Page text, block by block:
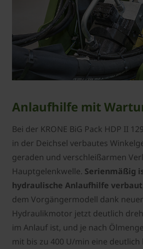
Anlaufhilfe mit
Bei der KRONE BiG Pack HDP II
in der Deichsel verbautes
geraden und verschleißarmen
Hauptgelenkwelle. Serienmäßig
hydraulische Anlaufhilfe verbaut
dem Vorgängermodell dank
Hydraulikmotor jetzt deutlich
im Anlauf ist, und je nach
mit bis zu 400 U/min eine deutlich